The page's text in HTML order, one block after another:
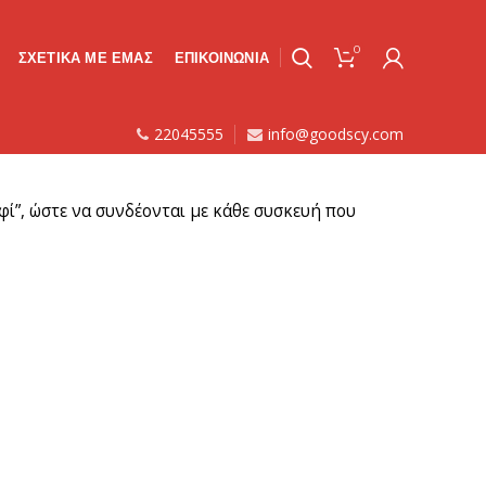
ΣΧΕΤΙΚΑ ΜΕ ΕΜΑΣ ΕΠΙΚΟΙΝΩΝΙΑ 0
22045555 info@goodscy.com
ώστε να συνδέονται με κάθε συσκευή που